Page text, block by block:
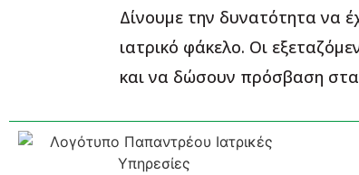
Δίνουμε την δυνατότητα να
ιατρικό φάκελο. Οι
και να δώσουν πρόσβαση στα